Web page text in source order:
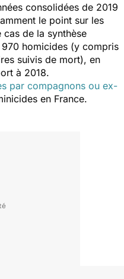
consolidées de 2019
le point sur les
de la synthèse
homicides (y compris
suivis de mort), en
à 2018.
par compagnons ou ex-
en France.